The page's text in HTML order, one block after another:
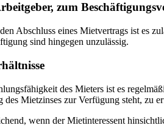
zum
Abschluss eines Mietvertrags ist es
sind hingegen unzulässig.
des Mieters ist es
Mietzinses zur Verfügung steht, zu
wenn der Mietinteressent